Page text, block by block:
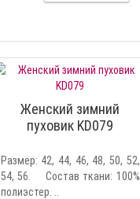
Женский зимний
пуховик KD079
Размер: 42, 44, 46, 48, 50, 52,
54, 56. Состав ткани: 100%
полиэстер. ..